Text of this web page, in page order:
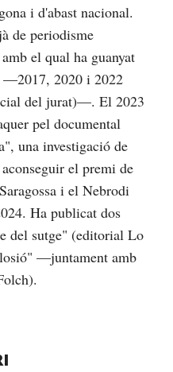
i d'abast nacional.
de periodisme
el qual ha guanyat
—2017, 2020 i 2022
del jurat)—. El 2023
pel documental
una investigació de
el premi de
i el Nebrodi
Ha publicat dos
del sutge" (editorial Lo
—juntament amb